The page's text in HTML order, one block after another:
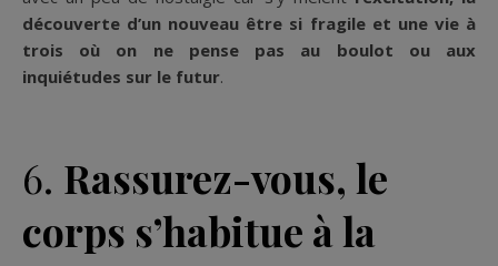
découverte d’un nouveau être si fragile et une vie à
trois où on ne pense pas au boulot ou aux
inquiétudes sur le futur.
6. Rassurez-vous, le
corps s’habitue à la